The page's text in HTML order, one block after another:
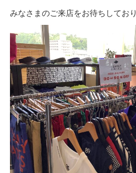
みなさまのご来店をお待ちしてお